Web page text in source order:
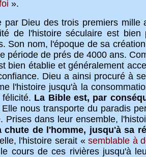
».
des trois premiers mille
de l'histoire séculaire est
Son nom, l'époque de sa
période de prés de 4000 ans.
bien établie et généralement
Dieu a ainsi procuré à
l'histoire jusqu'à la
La Bible est, par
Elle nous transporte du paradis
Prises dans leur ensemble,
de l'homme, jusqu'à sa
l'histoire serait «semblable à
cours de ces rivières jusqu'à